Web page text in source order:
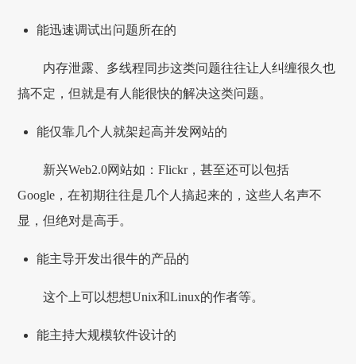
能迅速调试出问题所在的
内存泄露、多线程同步这类问题往往让人纠缠很久也
搞不定，但就是有人能很快的解决这类问题。
能仅靠几个人就架起高并发网站的
新兴Web2.0网站如：Flickr，甚至还可以包括
Google，在初期往往是几个人搞起来的，这些人名声不
显，但绝对是高手。
能主导开发出很牛的产品的
这个上可以想想Unix和Linux的作者等。
能主持大规模软件设计的